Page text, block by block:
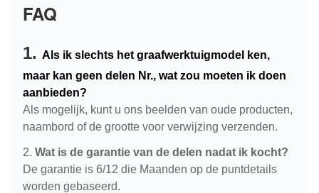
FAQ
1. Als ik slechts het graafwerktuigmodel ken,
maar kan geen delen Nr., wat zou moeten ik doen
aanbieden?
Als mogelijk, kunt u ons beelden van oude producten,
naambord of de grootte voor verwijzing verzenden.
2. Wat is de garantie van de delen nadat ik kocht?
De garantie is 6/12 die Maanden op de puntdetails
worden gebaseerd.